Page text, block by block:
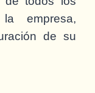
empresa,
de su